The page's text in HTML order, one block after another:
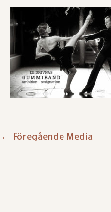
← Föregående Media